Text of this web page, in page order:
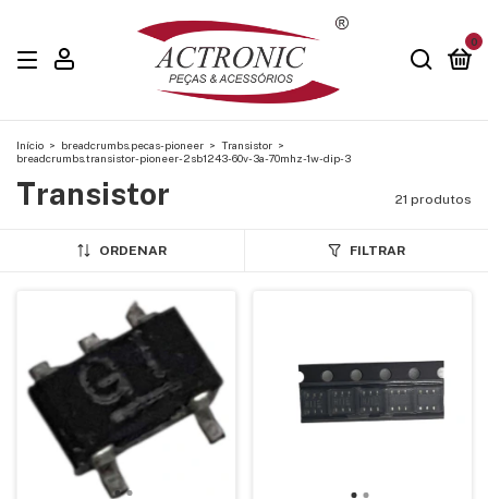
0
Início > breadcrumbs.pecas-pioneer > Transistor >
breadcrumbs.transistor-pioneer-2sb1243-60v-3a-70mhz-1w-dip-3
Transistor 21 produtos
ORDENAR FILTRAR